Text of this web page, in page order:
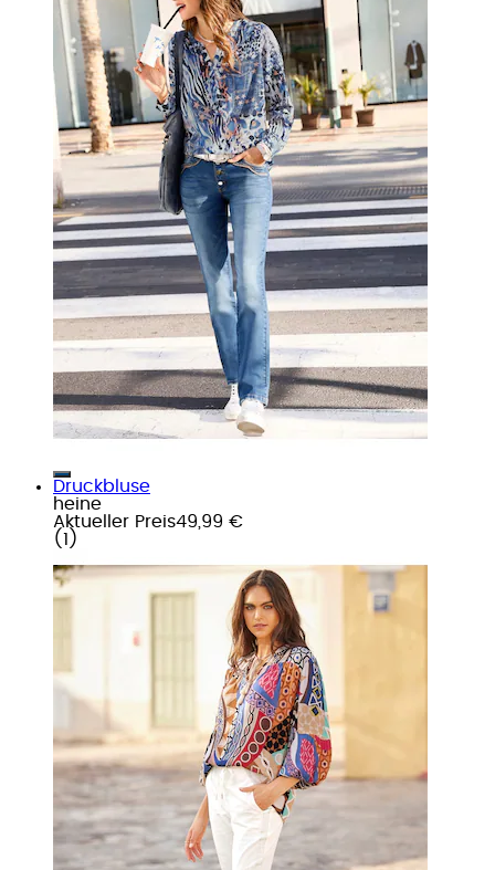
Druckbluse
heine
Aktueller Preis49,99 €
( 1 )